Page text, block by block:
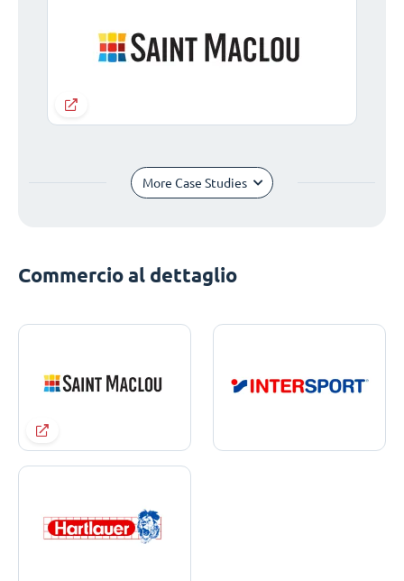
More Case Studies
Commercio al dettaglio